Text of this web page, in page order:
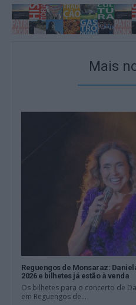
Mais
Reguengos de Monsaraz:
2026 e bilhetes já estão à venda
Os bilhetes para o concerto de
em Reguengos de...